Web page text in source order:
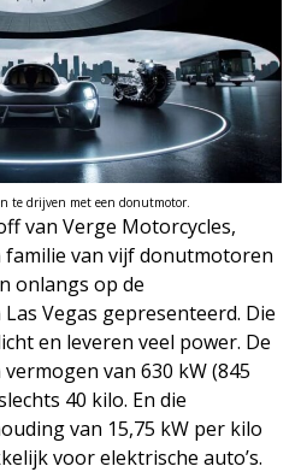
te drijven met een donutmotor.
van Verge Motorcycles,
van vijf donutmotoren
onlangs op de
Vegas gepresenteerd. Die
en leveren veel power. De
van 630 kW (845
40 kilo. En die
van 15,75 kW per kilo
voor elektrische auto’s.